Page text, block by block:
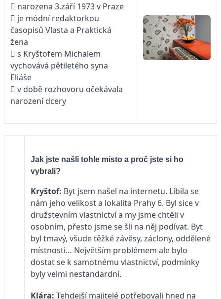
 narozena 3.září 1973 v Praze
 je módní redaktorkou
časopisů Vlasta a Praktická
žena
 s Kryštofem Michalem
vychovává pětiletého syna
Eliáše
 v době rozhovoru očekávala
narození dcery
Jak jste našli tohle místo a proč jste si ho
vybrali?
Kryštof: Byt jsem našel na internetu. Líbila se
nám jeho velikost a lokalita Prahy 6. Byl sice v
družstevním vlastnictví a my jsme chtěli v
osobním, přesto jsme se šli na něj podívat. Byt
byl tmavý, všude těžké závěsy, záclony, oddělené
místnosti… Největším problémem ale bylo
dostat se k samotnému vlastnictví, podmínky
byly velmi nestandardní.
Klára: Tehdejší majitelé potřebovali hned na